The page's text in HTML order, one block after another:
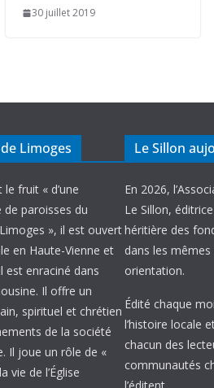
30 juillet 2019
Limoges
le fruit « d’une
de paroisses du
», il est ouvert
en Haute-Vienne et
est enraciné dans
Il offre un
spirituel et chrétien
de la société
Il joue un rôle de «
vie de l’Église
Le Sillon
En 2026,
Le Sillon,
héritière des
dans les
orientation.
Édité chaque
l’histoire locale
chacun des
communautés